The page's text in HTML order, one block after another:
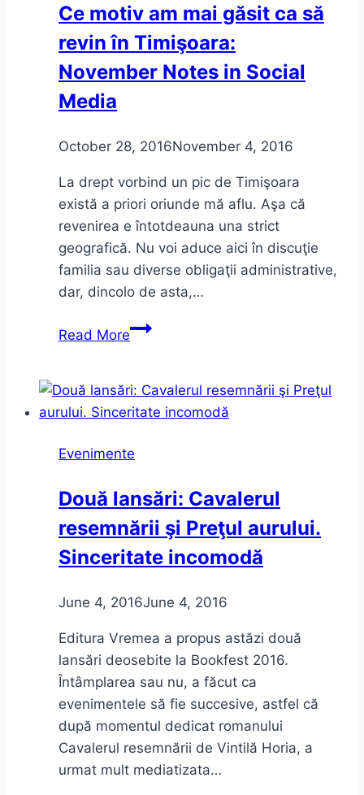
Ce motiv am mai găsit ca să
revin în Timişoara:
November Notes in Social
Media
October 28, 2016November 4, 2016
La drept vorbind un pic de Timişoara
există a priori oriunde mă aflu. Aşa că
revenirea e întotdeauna una strict
geografică. Nu voi aduce aici în discuţie
familia sau diverse obligaţii administrative,
dar, dincolo de asta,…
Read MoreCe
mai
găsit
să
în
Timişoara:
November
Notes
Social
Media
Evenimente
Două lansări: Cavalerul
resemnării şi Preţul aurului.
Sinceritate incomodă
June 4, 2016June 4, 2016
Editura Vremea a propus astăzi două
lansări deosebite la Bookfest 2016.
Întâmplarea sau nu, a făcut ca
evenimentele să fie succesive, astfel că
după momentul dedicat romanului
Cavalerul resemnării de Vintilă Horia, a
urmat mult mediatizata…